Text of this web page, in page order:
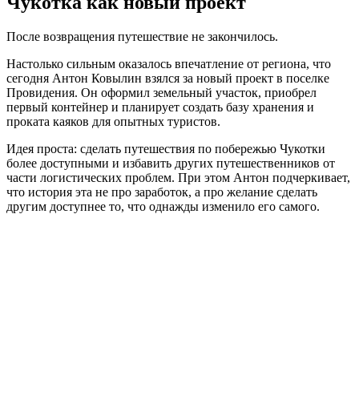
После возвращения путешествие не закончилось.
Настолько сильным оказалось впечатление от региона, что
сегодня Антон Ковылин взялся за новый проект в поселке
Провидения. Он оформил земельный участок, приобрел
первый контейнер и планирует создать базу хранения и
проката каяков для опытных туристов.
Идея проста: сделать путешествия по побережью Чукотки
более доступными и избавить других путешественников от
части логистических проблем. При этом Антон подчеркивает,
что история эта не про заработок, а про желание сделать
другим доступнее то, что однажды изменило его самого.